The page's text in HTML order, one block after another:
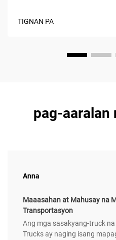
TIGNAN PA
pag-aaralan
Anna
Maaasahan at Mahusay na
Transportasyon
Ang mga sasakyang-truck
Trucks ay naging isang